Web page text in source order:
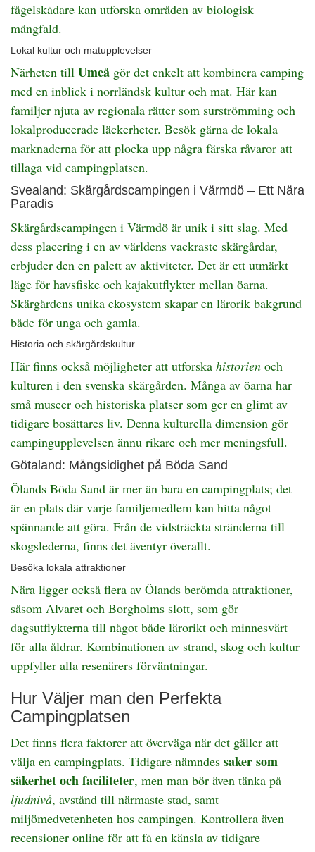
fågelskådare kan utforska områden av biologisk
mångfald.
Lokal kultur och matupplevelser
Närheten till Umeå gör det enkelt att kombinera camping
med en inblick i norrländsk kultur och mat. Här kan
familjer njuta av regionala rätter som surströmming och
lokalproducerade läckerheter. Besök gärna de lokala
marknaderna för att plocka upp några färska råvaror att
tillaga vid campingplatsen.
Svealand: Skärgårdscampingen i Värmdö – Ett Nära
Paradis
Skärgårdscampingen i Värmdö är unik i sitt slag. Med
dess placering i en av världens vackraste skärgårdar,
erbjuder den en palett av aktiviteter. Det är ett utmärkt
läge för havsfiske och kajakutflykter mellan öarna.
Skärgårdens unika ekosystem skapar en lärorik bakgrund
både för unga och gamla.
Historia och skärgårdskultur
Här finns också möjligheter att utforska historien och
kulturen i den svenska skärgården. Många av öarna har
små museer och historiska platser som ger en glimt av
tidigare bosättares liv. Denna kulturella dimension gör
campingupplevelsen ännu rikare och mer meningsfull.
Götaland: Mångsidighet på Böda Sand
Ölands Böda Sand är mer än bara en campingplats; det
är en plats där varje familjemedlem kan hitta något
spännande att göra. Från de vidsträckta stränderna till
skogslederna, finns det äventyr överallt.
Besöka lokala attraktioner
Nära ligger också flera av Ölands berömda attraktioner,
såsom Alvaret och Borgholms slott, som gör
dagsutflykterna till något både lärorikt och minnesvärt
för alla åldrar. Kombinationen av strand, skog och kultur
uppfyller alla resenärers förväntningar.
Hur Väljer man den Perfekta
Campingplatsen
Det finns flera faktorer att överväga när det gäller att
välja en campingplats. Tidigare nämndes saker som
säkerhet och faciliteter, men man bör även tänka på
ljudnivå, avstånd till närmaste stad, samt
miljömedvetenheten hos campingen. Kontrollera även
recensioner online för att få en känsla av tidigare